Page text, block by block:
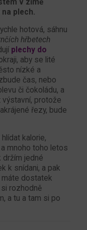
v zimě
plech.
hotová, sáhnu
hřbetech
plechy do
aby se lité
nízké a
čas, nebo
či čokoládu, a
protože
řezy, bude
kalorie,
mnoho toho letos
držím jedné
k snídani, a pak
máte dostatek
rozhodně
a tu a tam si po